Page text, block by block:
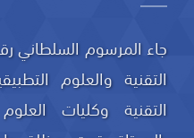
التقنية والعلوم
التقنية وكليات